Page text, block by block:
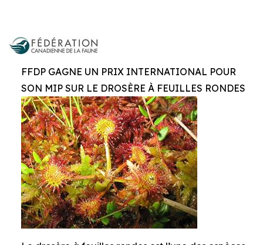
FFDP GAGNE UN PRIX INTERNATIONAL POUR
SON MIP SUR LE DROSÈRE À FEUILLES RONDES